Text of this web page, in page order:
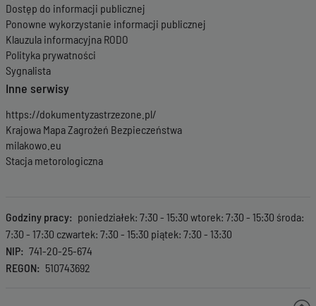
Dostęp do informacji publicznej
Ponowne wykorzystanie informacji publicznej
Klauzula informacyjna RODO
Polityka prywatności
Sygnalista
Inne serwisy
https://dokumentyzastrzezone.pl/
Krajowa Mapa Zagrożeń Bezpieczeństwa
milakowo.eu
Stacja metorologiczna
Godziny pracy
poniedziałek: 7:30 - 15:30 wtorek: 7:30 - 15:30 środa:
7:30 - 17:30 czwartek: 7:30 - 15:30 piątek: 7:30 - 13:30
NIP
741-20-25-674
REGON
510743692